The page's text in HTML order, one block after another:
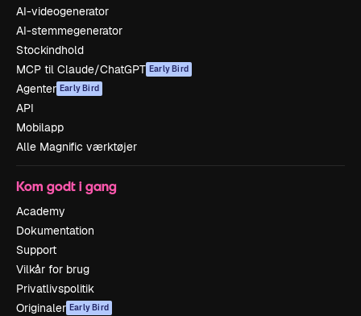
AI-videogenerator
AI-stemmegenerator
Stockindhold
MCP til Claude/ChatGPT Early Bird
Agenter Early Bird
API
Mobilapp
Alle Magnific værktøjer
Kom godt i gang
Academy
Dokumentation
Support
Vilkår for brug
Privatlivspolitik
Originaler Early Bird